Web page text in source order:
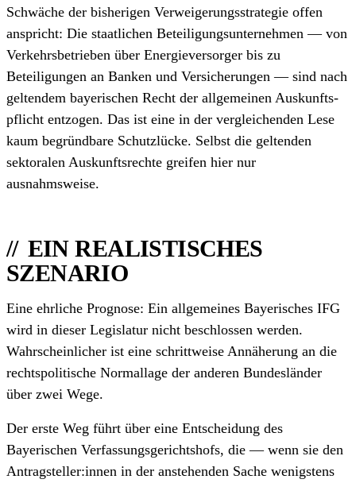
Schwäche der bisherigen Verweigerungs­strategie offen
anspricht: Die staatlichen Beteiligungs­unternehmen — von
Verkehrs­betrieben über Energie­versorger bis zu
Beteiligungen an Banken und Versicherungen — sind nach
geltendem bayerischen Recht der allgemeinen Auskunfts­
pflicht entzogen. Das ist eine in der vergleichenden Lese
kaum begründbare Schutzlücke. Selbst die geltenden
sektoralen Auskunfts­rechte greifen hier nur
ausnahmsweise.
EIN REALISTISCHES
SZENARIO
Eine ehrliche Prognose: Ein allgemeines Bayerisches IFG
wird in dieser Legislatur nicht beschlossen werden.
Wahrscheinlicher ist eine schrittweise Annäherung an die
rechtspolitische Normallage der anderen Bundesländer
über zwei Wege.
Der erste Weg führt über eine Entscheidung des
Bayerischen Verfassungs­gerichtshofs, die — wenn sie den
Antragsteller:innen in der anstehenden Sache wenigstens